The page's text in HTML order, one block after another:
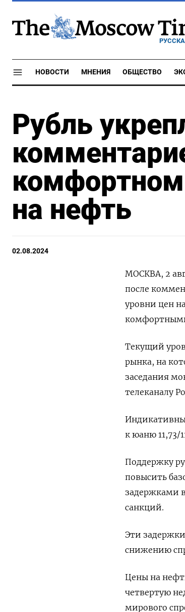
НОВОСТИ МНЕНИЯ ОБЩЕСТВО
Рубль
на нефть
02.08.2024
МОСКВА, 2
после
уровни цен
Текущий
рынка, на
заседания
телеканалу
к юаню 11,73/
Поддержку
повысить
задержками
санкций.
Эти
снижению
Цены на
четвертую
мирового